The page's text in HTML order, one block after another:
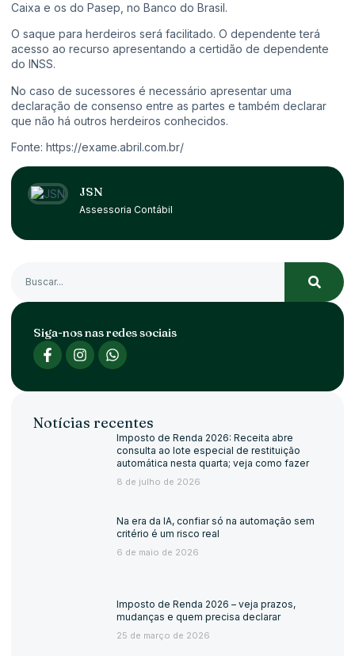
Caixa e os do Pasep, no Banco do Brasil.
O saque para herdeiros será facilitado. O dependente terá
acesso ao recurso apresentando a certidão de dependente
do INSS.
No caso de sucessores é necessário apresentar uma
declaração de consenso entre as partes e também declarar
que não há outros herdeiros conhecidos.
Fonte: https://exame.abril.com.br/
JSN
Assessoria Contábil
Siga-nos nas redes sociais
Notícias recentes
Imposto de Renda 2026: Receita abre
consulta ao lote especial de restituição
automática nesta quarta; veja como fazer
8 de julho de 2026
Na era da IA, confiar só na automação sem
critério é um risco real
6 de maio de 2026
Imposto de Renda 2026 – veja prazos,
mudanças e quem precisa declarar
25 de março de 2026